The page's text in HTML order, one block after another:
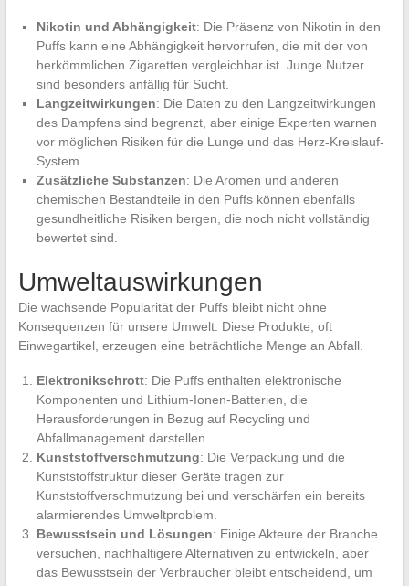
Nikotin und Abhängigkeit: Die Präsenz von Nikotin in den
Puffs kann eine Abhängigkeit hervorrufen, die mit der von
herkömmlichen Zigaretten vergleichbar ist. Junge Nutzer
sind besonders anfällig für Sucht.
Langzeitwirkungen: Die Daten zu den Langzeitwirkungen
des Dampfens sind begrenzt, aber einige Experten warnen
vor möglichen Risiken für die Lunge und das Herz-Kreislauf-
System.
Zusätzliche Substanzen: Die Aromen und anderen
chemischen Bestandteile in den Puffs können ebenfalls
gesundheitliche Risiken bergen, die noch nicht vollständig
bewertet sind.
Umweltauswirkungen
Die wachsende Popularität der Puffs bleibt nicht ohne
Konsequenzen für unsere Umwelt. Diese Produkte, oft
Einwegartikel, erzeugen eine beträchtliche Menge an Abfall.
Elektronikschrott: Die Puffs enthalten elektronische
Komponenten und Lithium-Ionen-Batterien, die
Herausforderungen in Bezug auf Recycling und
Abfallmanagement darstellen.
Kunststoffverschmutzung: Die Verpackung und die
Kunststoffstruktur dieser Geräte tragen zur
Kunststoffverschmutzung bei und verschärfen ein bereits
alarmierendes Umweltproblem.
Bewusstsein und Lösungen: Einige Akteure der Branche
versuchen, nachhaltigere Alternativen zu entwickeln, aber
das Bewusstsein der Verbraucher bleibt entscheidend, um